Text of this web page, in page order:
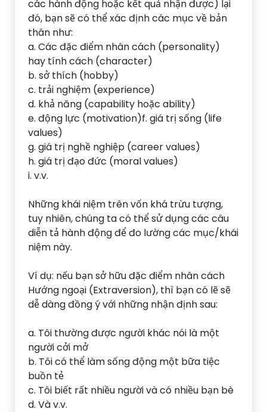
các hành động hoặc kết quả nhận được) lại
đó, bạn sẽ có thể xác định các mục về bản
thân như:
a. Các đặc điểm nhân cách (personality)
hay tính cách (character)
b. sở thích (hobby)
c. trải nghiệm (experience)
d. khả năng (capability hoặc ability)
e. động lực (motivation)f. giá trị sống (life
values)
g. giá trị nghề nghiệp (career values)
h. giá trị đạo đức (moral values)
i. v.v.
Những khái niệm trên vốn khá trừu tượng,
tuy nhiên, chúng ta có thể sử dụng các câu
diễn tả hành động để đo lường các mục/khái
niệm này.
Ví dụ: nếu bạn sở hữu đặc điểm nhân cách
Hướng ngoại (Extraversion), thì bạn có lẽ sẽ
dễ dàng đồng ý với những nhận định sau:
a. Tôi thường được người khác nói là một
người cởi mở
b. Tôi có thể làm sống động một bữa tiệc
buồn tẻ
c. Tôi biết rất nhiều người và có nhiều bạn bè
d. Và v.v.